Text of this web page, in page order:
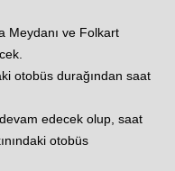
Meydanı ve Folkart
otobüs durağından saat
edecek olup, saat
otobüs